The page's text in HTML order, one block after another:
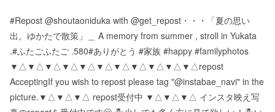
#Repost @shoutaoniduka with @get_repost・・・「夏の思い
出。ゆかたで散策」＿ A memory from summer , stroll in Yukata
.#ふたごふたご .580#ありがとう #家族 #happy #familyphotos
▼△▼△▼△▼△▼△▼△▼△▼△▼△▼△▼△ repost
Accepting If you wish to repost please tag "@instabae_navi" in the
picture. ▼△▼△▼△ repost受付中 ▼△▼△▼△ インスタ映え写